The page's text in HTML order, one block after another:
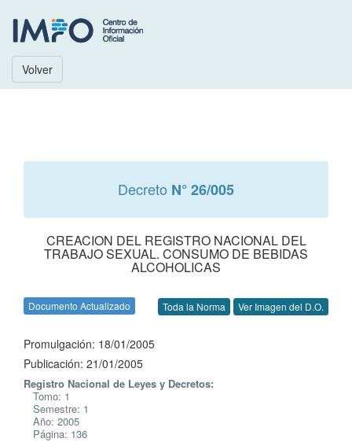
Volver
Decreto N° 26/005
CREACION DEL REGISTRO NACIONAL DEL
TRABAJO SEXUAL. CONSUMO DE BEBIDAS
ALCOHOLICAS
Documento Actualizado Toda la Norma Ver Imagen del D.O.
Promulgación: 18/01/2005
Publicación: 21/01/2005
Registro Nacional de Leyes y Decretos:
Tomo: 1
Semestre: 1
Año: 2005
Página: 136